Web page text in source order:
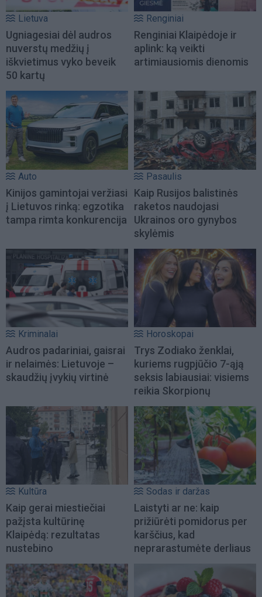
Lietuva
Ugniagesiai dėl audros
nuverstų medžių į
iškvietimus vyko beveik
50 kartų
Renginiai
Renginiai Klaipėdoje ir
aplink: ką veikti
artimiausiomis dienomis
Auto
Kinijos gamintojai veržiasi
į Lietuvos rinką: egzotika
tampa rimta konkurencija
Pasaulis
Kaip Rusijos balistinės
raketos naudojasi
Ukrainos oro gynybos
skylėmis
Kriminalai
Audros padariniai, gaisrai
ir nelaimės: Lietuvoje –
skaudžių įvykių virtinė
Horoskopai
Trys Zodiako ženklai,
kuriems rugpjūčio 7-ąją
seksis labiausiai: visiems
reikia Skorpionų
Kultūra
Kaip gerai miestiečiai
pažįsta kultūrinę
Klaipėdą: rezultatas
nustebino
Sodas ir daržas
Laistyti ar ne: kaip
prižiūrėti pomidorus per
karščius, kad
neprarastumėte derliaus